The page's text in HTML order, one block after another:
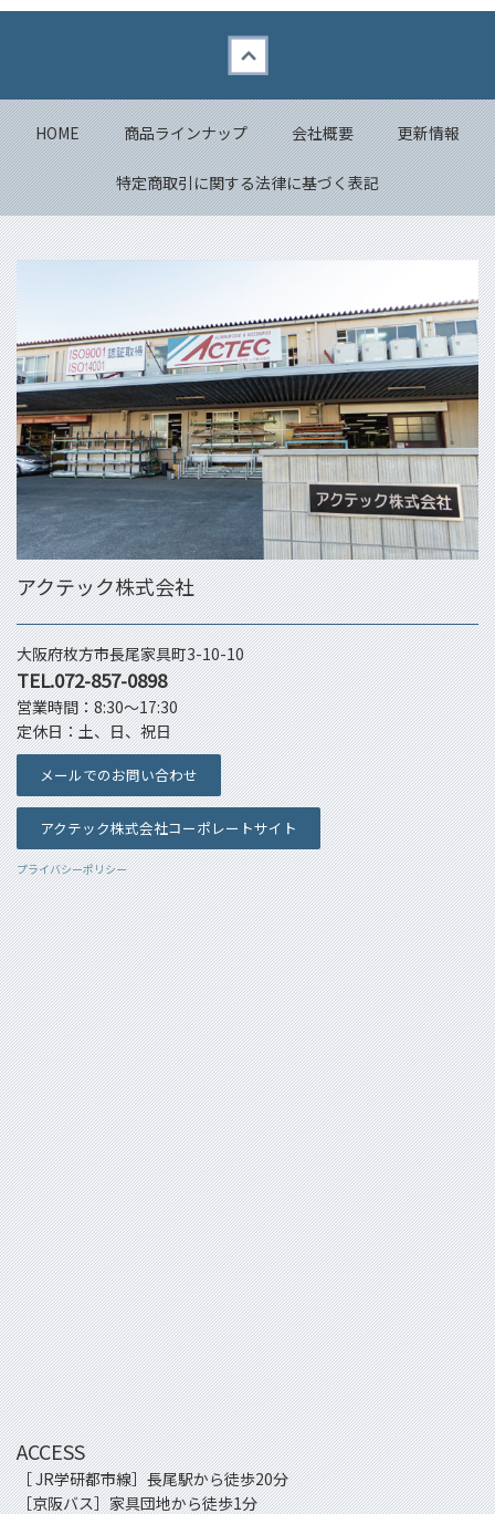
HOME 商品ラインナップ 会社概要 更新情報
特定商取引に関する法律に基づく表記
アクテック株式会社
大阪府枚方市長尾家具町3-10-10
TEL.072-857-0898
営業時間：8:30～17:30
定休日：土、日、祝日
メールでのお問い合わせ
アクテック株式会社コーポレートサイト
プライバシーポリシー
ACCESS
［ JR学研都市線］長尾駅から徒歩20分
［京阪バス］家具団地から徒歩1分
Back to top